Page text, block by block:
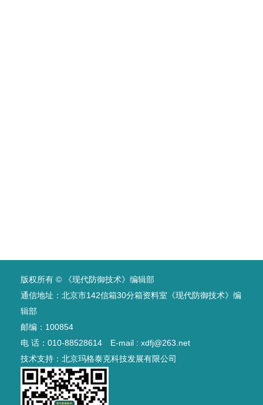
版权所有 © 《现代防御技术》编辑部
通信地址：北京市142信箱30分箱资料室《现代防御技术》编
辑部
邮编：100854
电 话：010-88528614 E-mail : xdfj@263.net
技术支持： 北京玛格泰克科技发展有限公司